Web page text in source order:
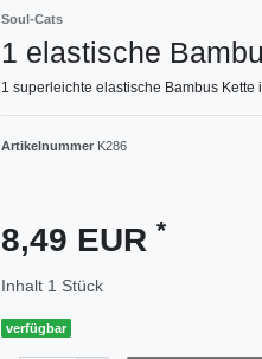
Soul-Cats
1 elastische
1 superleichte elastische Bambus Kette
Artikelnummer K286
8,49 EUR *
Inhalt 1 Stück
verfügbar